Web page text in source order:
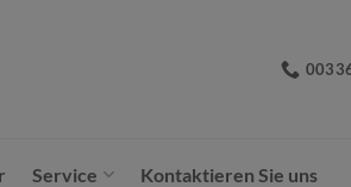
Service Kontaktieren Sie uns